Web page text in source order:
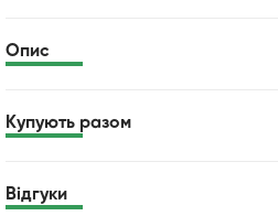
Опис
Купують разом
Відгуки